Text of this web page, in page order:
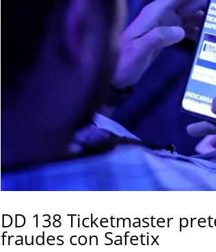
DD 138 Ticketmaster
fraudes con Safetix